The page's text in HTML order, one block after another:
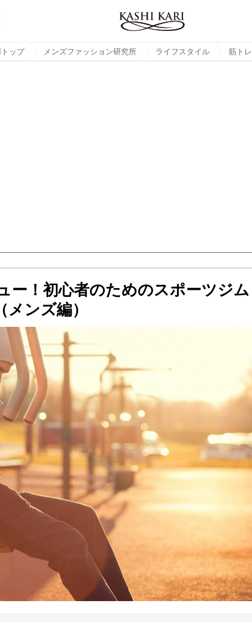
ップ メンズファッション研究所 ライフスタイル 筋トレ
ー！初心者のためのスポーツジム
ンズ編）